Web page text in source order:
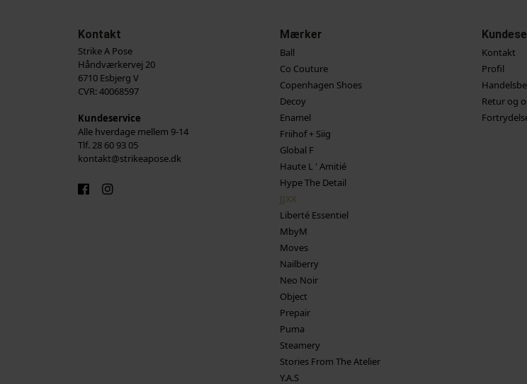
Kontakt
Strike A Pose
Håndværkervej 20
6710 Esbjerg V
CVR: 40068597
Kundeservice
Alle hverdage mellem 9-14
Tlf. 28 60 93 05
kontakt@strikeapose.dk
Mærker
Ball
Co Couture
Copenhagen Shoes
Decoy
Enamel
Friihof + Siig
Global F
Haute L ' Amitié
Hype The Detail
JJXX
Liberté Essentiel
MbyM
Moves
Nailberry
Neo Noir
Object
Prepair
Puma
Steamery
Stories From The Atelier
Y.A.S
Kontakt
Profil
Retur og